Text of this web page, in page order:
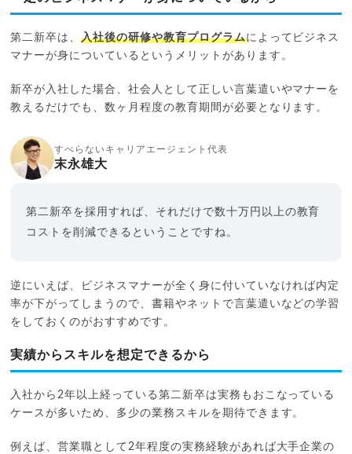
第二新卒は、入社後の研修や教育プログラムによってビジネス
マナーが身についているというメリットがあります。
新卒が入社した場合、社会人として正しい言葉遣いやマナーを
教えるだけでも、数ヶ月程度の教育期間が必要となります。
すべらないキャリアエージェント代表
末永雄大
第二新卒を採用すれば、それだけで数十万円以上の教育
コストを削減できるということですね。
逆にいえば、ビジネスマナーが全く身に付いていなければ内定
率が下がってしまうので、書籍やネットで言葉遣いなどの学習
をしておくのがおすすめです。
実績からスキルを想定できるから
入社から2年以上経っている第二新卒は実務もおこなっている
ケースが多いため、多少の業務スキルを期待できます。
例えば、営業職として2年程度の実務経験があれば大手企業の